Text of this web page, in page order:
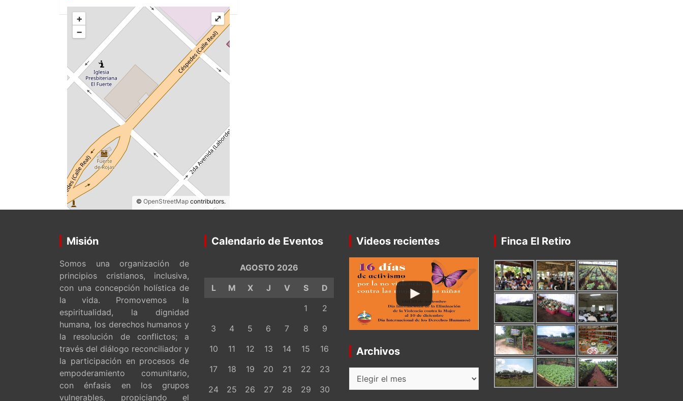
+
−
© OpenStreetMap contributors.
⤢
Misión
Somos una organización de
principios cristianos, inclusiva,
con una concepción holística de
la vida. Promovemos la
espiritualidad, la dignidad
humana, los derechos humanos y
la resolución de conflictos; a
través del diálogo reconciliador y
la participación en procesos de
empoderamiento comunitario,
con énfasis en los grupos
vulnerables, propiciando el
Calendario de Eventos
AGOSTO 2026
L
M X J V S
D
1
2
3
4 5 6 7 8
9
10
11 12 13 14 15
16
17
18 19 20 21 22
23
24
25 26 27 28 29
30
Videos recientes
Archivos
Archivos
Finca El Retiro